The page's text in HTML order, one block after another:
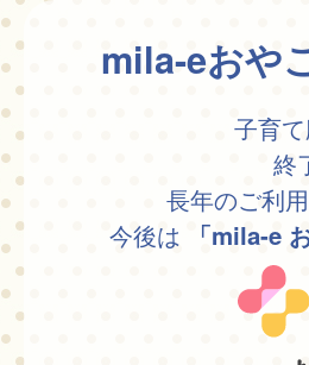
mila-eおや
子育
終
長年のご利
今後は
「mila-e